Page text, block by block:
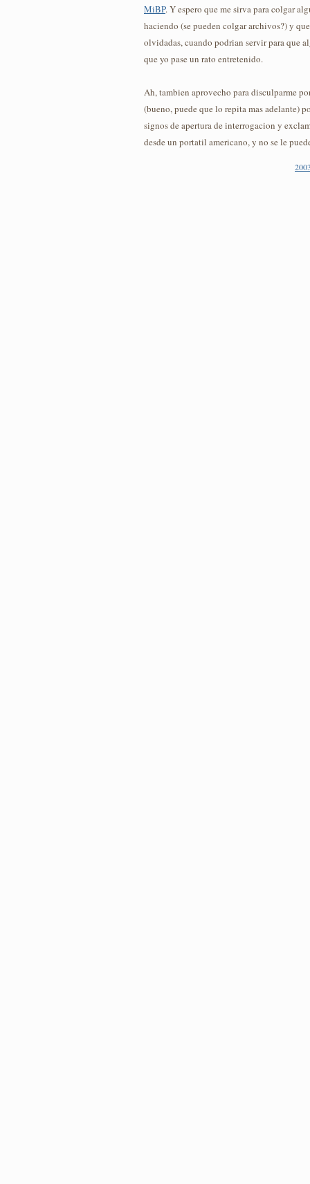
MiBP. Y espero que me sirva para colgar
haciendo (se pueden colgar archivos?) y
olvidadas, cuando podrian servir para que
que yo pase un rato entretenido.
Ah, tambien aprovecho para disculparme
(bueno, puede que lo repita mas adelante)
signos de apertura de interrogacion y
desde un portatil americano, y no se le